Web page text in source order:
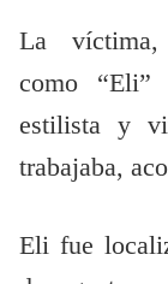
La víctima,
como “Eli”
estilista y
trabajaba,
Eli fue